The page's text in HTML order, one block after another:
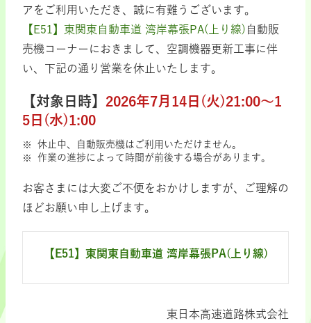
アをご利用いただき、誠に有難うございます。
【E51】東関東自動車道 湾岸幕張PA(上り線) 自動販
売機コーナーにおきまして、空調機器更新工事に伴
い、下記の通り営業を休止いたします。
【対象日時】 2026年7月14日(火)21:00～1
5日(水)1:00
休止中、自動販売機はご利用いただけません。
作業の進捗によって時間が前後する場合があります。
お客さまには大変ご不便をおかけしますが、ご理解の
ほどお願い申し上げます。
【E51】東関東自動車道 湾岸幕張PA(上り線)
東日本高速道路株式会社